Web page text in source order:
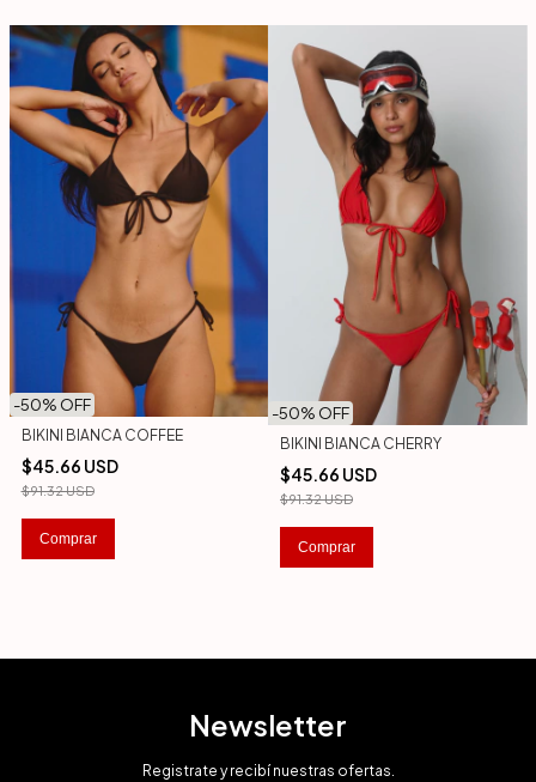
-50% OFF
BIKINI BIANCA COFFEE
$45.66 USD
$91.32 USD
Comprar
-50% OFF
BIKINI BIANCA CHERRY
$45.66 USD
$91.32 USD
Comprar
Newsletter
Registrate y recibí nuestras ofertas.